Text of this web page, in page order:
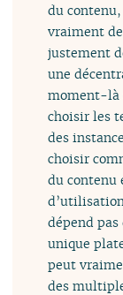
du
vraiment
justement
une
moment-là
choisir les
des
choisir
du contenu
dépend
unique
peut
des